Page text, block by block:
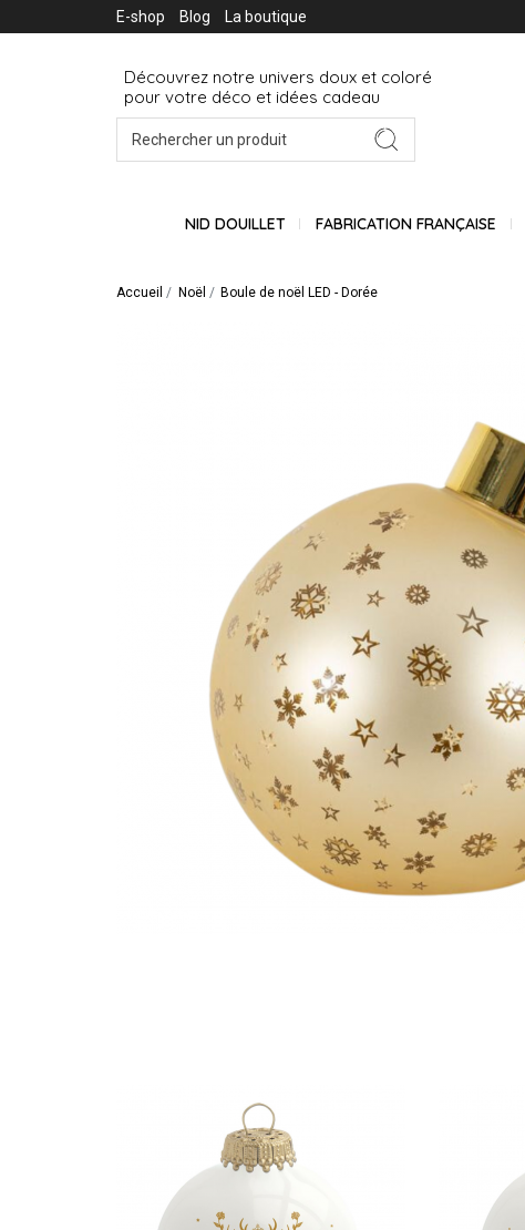
E-shop Blog La boutique
Découvrez notre univers doux et coloré
pour votre déco et idées cadeau
NID DOUILLET FABRICATION FRANÇAISE
Accueil Noël Boule de noël LED - Dorée